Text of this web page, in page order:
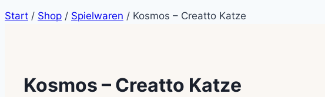
Start / Shop / Spielwaren / Kosmos – Creatto Katze
Kosmos – Creatto Katze